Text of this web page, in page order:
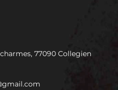
77090 Collegien